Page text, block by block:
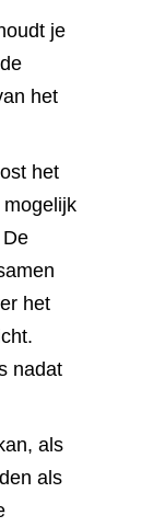
je
het
het
het
nadat
als
als